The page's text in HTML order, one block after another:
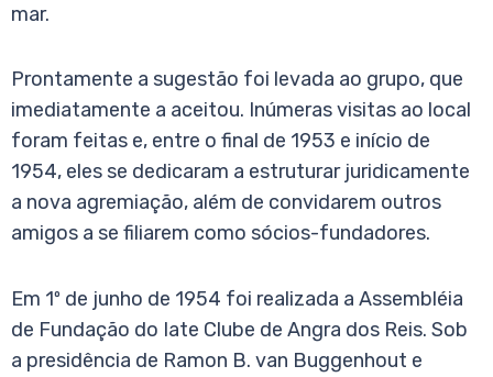
mar.
Prontamente a sugestão foi levada ao grupo, que
imediatamente a aceitou. Inúmeras visitas ao local
foram feitas e, entre o final de 1953 e início de
1954, eles se dedicaram a estruturar juridicamente
a nova agremiação, além de convidarem outros
amigos a se filiarem como sócios-fundadores.
Em 1º de junho de 1954 foi realizada a Assembléia
de Fundação do Iate Clube de Angra dos Reis. Sob
a presidência de Ramon B. van Buggenhout e